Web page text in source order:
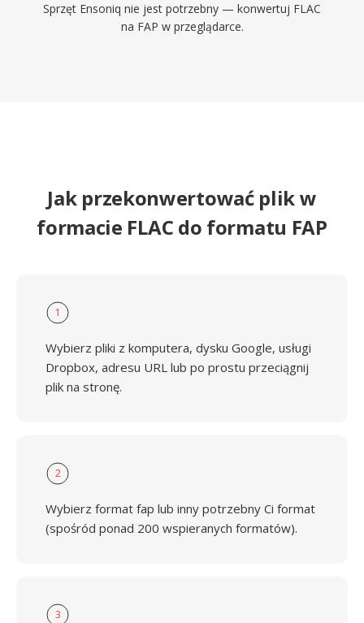
Sprzęt Ensoniq nie jest potrzebny — konwertuj FLAC
na FAP w przeglądarce.
Jak przekonwertować plik w
formacie FLAC do formatu FAP
1
Wybierz pliki z komputera, dysku Google, usługi
Dropbox, adresu URL lub po prostu przeciągnij
plik na stronę.
2
Wybierz format fap lub inny potrzebny Ci format
(spośród ponad 200 wspieranych formatów).
3